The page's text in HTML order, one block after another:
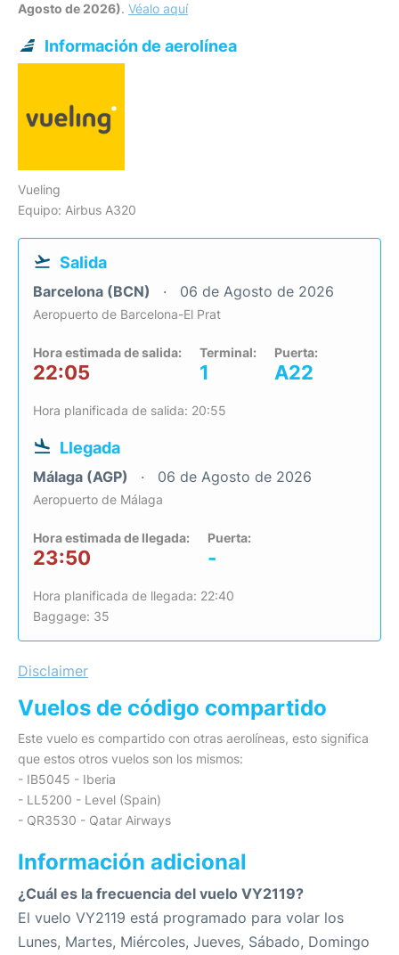
Agosto de 2026). Véalo aquí
Información de aerolínea
Vueling
Equipo: Airbus A320
Salida
Barcelona (BCN) 06 de Agosto de 2026
Aeropuerto de Barcelona-El Prat
Hora estimada de salida:
22:05
Terminal:
1
Puerta:
A22
Hora planificada de salida: 20:55
Llegada
Málaga (AGP) 06 de Agosto de 2026
Aeropuerto de Málaga
Hora estimada de llegada:
23:50
Puerta:
-
Hora planificada de llegada: 22:40
Baggage: 35
Disclaimer
Vuelos de código compartido
Este vuelo es compartido con otras aerolíneas, esto significa
que estos otros vuelos son los mismos:
- IB5045 - Iberia
- LL5200 - Level (Spain)
- QR3530 - Qatar Airways
Información adicional
¿Cuál es la frecuencia del vuelo VY2119?
El vuelo VY2119 está programado para volar los
Lunes, Martes, Miércoles, Jueves, Sábado, Domingo